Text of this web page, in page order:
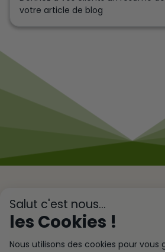
Salut c'est nous...
les Cookies !
Nous utilisons des cookies pour vous
votre article de blog
0388968410